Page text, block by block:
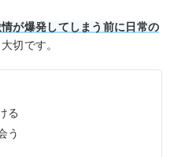
が爆発してしまう前に日常の
切です。
る
う